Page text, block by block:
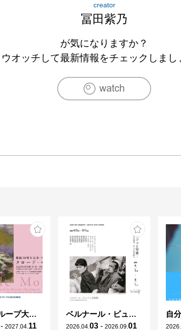
creator
冨田紫乃
が気になりますか？
ウオッチして最新情報をチェックしまし
アサヒグループ大山崎山荘美術館 開館30周年記念展「没後100年 クロード・モネ」
- 2027 04 11
ベルナール・ビュフェと写真 ーカメラがとらえたビュフェとその時代、そして21 世紀へ
2026 04 03 - 2026 09 01
自
2026